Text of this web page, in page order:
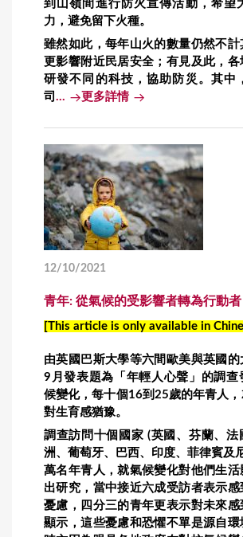
到山嶺間進行防火宣傳活動，希望
力，避免留下火種。
雖然如此，每年山火的數量仍然不計
更影響附近民居安全；有見及此，
研發不同的科技，協助防災。其中
司 ... 更多詳情
12/10/2021
青年: 從氣候的受影響者轉為行動者
[This article is only available in
由英國巴斯大學等六間歐美與英國
9月發表題為「年輕人心聲」的調查
候變化，每十個16到25歲的年青人
對生育感猶豫。
調查訪問十個國家 (英國、芬蘭、法
洲、葡萄牙、巴西、印度、菲律賓及
萬名年青人，就氣候變化對他們生
出研究，當中接近六成受訪者表示
憂慮，四分三的青年更表示對未來
顯示，這些憂慮和恐懼不單是源自環